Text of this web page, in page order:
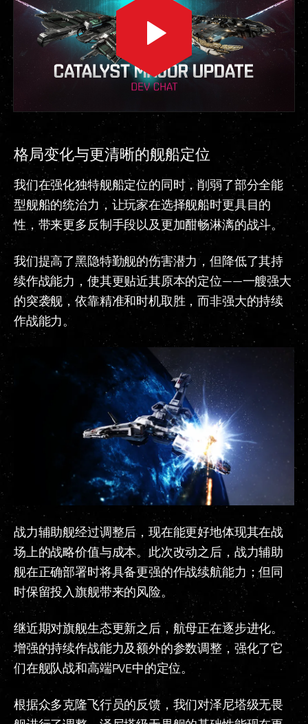
格局变化与更清晰的舰船定位
我们在强化独特舰船定位的同时，削弱了部分全能
型舰船的统治力，让玩家在选择舰船时更具目的
性，带来更多反制手段以及更加酣畅淋漓的战斗。
我们提高了黑隐特勤舰的伤害潜力，但降低了其持
续作战能力，使其更贴近其原本的定位——一艘强大
的突袭舰，依靠精准和时机取胜，而非强大的持续
作战能力。
战力辅助舰经过调整后，现在能更好地体现其在战
场上的战略价值与成本。此次改动之后，战力辅助
舰在正确部署时将具备更强的作战续航能力；但同
时保留投入旗舰带来的风险。
继近期对旗舰生态更新之后，航母正在逐步进化。
增强的持续作战能力及额外的参数调整，强化了它
们在舰队战和高端PVE中的定位。
根据众多克隆飞行员的反馈，我们对泽尼塔级无畏